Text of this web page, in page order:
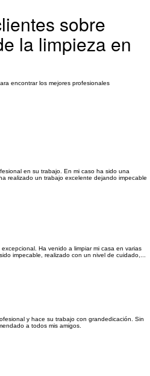
sobre
la limpieza en
encontrar los mejores profesionales
en su trabajo. En mi caso ha sido una
realizado un trabajo excelente dejando impecable
Ha venido a limpiar mi casa en varias
impecable, realizado con un nivel de cuidado,...
y hace su trabajo con grandedicación. Sin
a todos mis amigos.